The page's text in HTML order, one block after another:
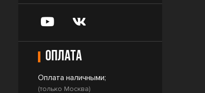
Оплата
Оплата наличными;
(только Москва)